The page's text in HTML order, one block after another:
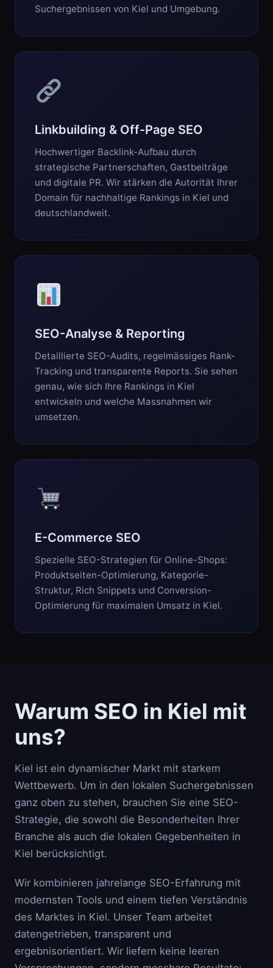
Suchergebnissen von Kiel und Umgebung.
Linkbuilding & Off-Page SEO
Hochwertiger Backlink-Aufbau durch
strategische Partnerschaften, Gastbeiträge
und digitale PR. Wir stärken die Autorität Ihrer
Domain für nachhaltige Rankings in Kiel und
deutschlandweit.
SEO-Analyse & Reporting
Detaillierte SEO-Audits, regelmässiges Rank-
Tracking und transparente Reports. Sie sehen
genau, wie sich Ihre Rankings in Kiel
entwickeln und welche Massnahmen wir
umsetzen.
E-Commerce SEO
Spezielle SEO-Strategien für Online-Shops:
Produktseiten-Optimierung, Kategorie-
Struktur, Rich Snippets und Conversion-
Optimierung für maximalen Umsatz in Kiel.
Warum SEO in Kiel mit
uns?
Kiel ist ein dynamischer Markt mit starkem
Wettbewerb. Um in den lokalen Suchergebnissen
ganz oben zu stehen, brauchen Sie eine SEO-
Strategie, die sowohl die Besonderheiten Ihrer
Branche als auch die lokalen Gegebenheiten in
Kiel berücksichtigt.
Wir kombinieren jahrelange SEO-Erfahrung mit
modernsten Tools und einem tiefen Verständnis
des Marktes in Kiel. Unser Team arbeitet
datengetrieben, transparent und
ergebnisorientiert. Wir liefern keine leeren